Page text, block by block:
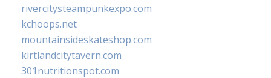
rivercitysteampunkexpo.com
kchoops.net
mountainsideskateshop.com
kirtlandcitytavern.com
301nutritionspot.com